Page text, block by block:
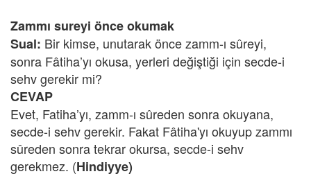
Zammı sureyi önce okumak
Sual: Bir kimse, unutarak önce zamm-ı sûreyi,
sonra Fâtiha’yı okusa, yerleri değiştiği için secde-i
sehv gerekir mi?
CEVAP
Evet, Fatiha’yı, zamm-ı sûreden sonra okuyana,
secde-i sehv gerekir. Fakat Fâtiha'yı okuyup zammı
sûreden sonra tekrar okursa, secde-i sehv
gerekmez. (Hindiyye)